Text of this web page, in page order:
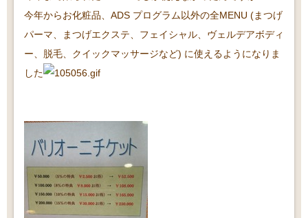
今年からお化粧品、ADS プログラム以外の全MENU (まつげ
パーマ、まつげエクステ、フェイシャル、ヴェルデアボディ
ー、脱毛、クイックマッサージなど) に使えるようになりま
した